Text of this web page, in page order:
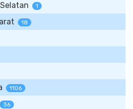
1
18
1106
36